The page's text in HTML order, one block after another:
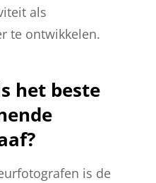
als
te ontwikkelen.
het beste
is de